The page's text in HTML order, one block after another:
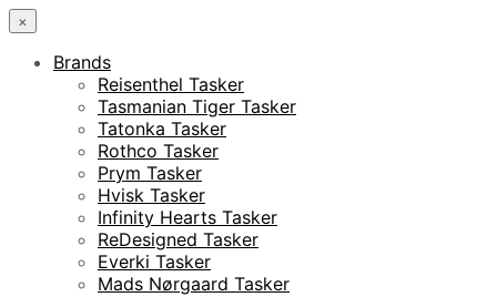
×
Brands
Reisenthel Tasker
Tasmanian Tiger Tasker
Tatonka Tasker
Rothco Tasker
Prym Tasker
Hvisk Tasker
Infinity Hearts Tasker
ReDesigned Tasker
Everki Tasker
Mads Nørgaard Tasker